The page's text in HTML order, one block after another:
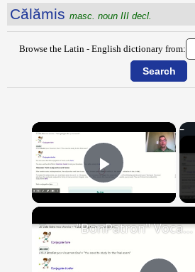
Călămis masc. noun III decl.
Browse the Latin - English dictionary from:
×
Play Video
"BonPatron" Vocabulary Guide: School